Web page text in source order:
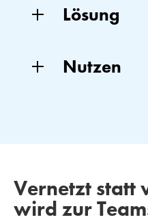
Lösung
Nutzen
Vernetzt statt
wird zur